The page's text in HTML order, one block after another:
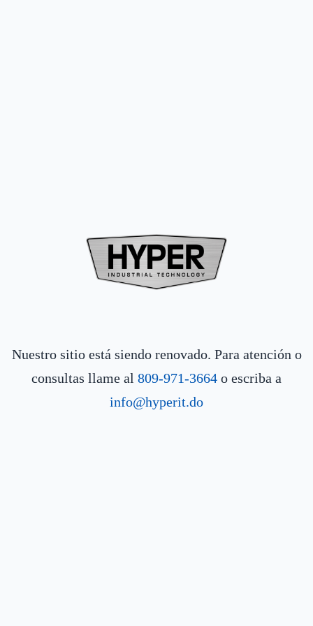
Nuestro sitio está siendo renovado. Para atención o
consultas llame al 809-971-3664 o escriba a
info@hyperit.do